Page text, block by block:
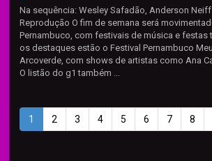
Na sequência: Wesley Safadão, Anderson Neiff
Reprodução O fim de semana será
Pernambuco, com festivais de música e festas
os destaques estão o Festival Pernambuco
Arcoverde, com shows de artistas como Ana
O listão do g1 também ...
1 2 3 4 5 6 7 8